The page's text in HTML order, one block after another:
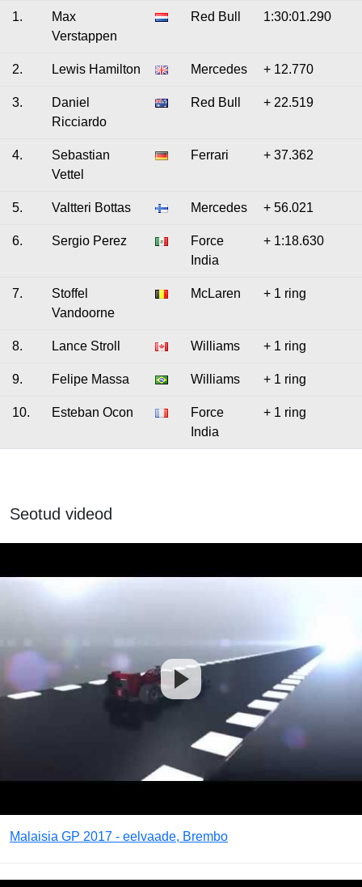
1.
Max
Verstappen
Red Bull 1:30:01.290
2. Lewis Hamilton Mercedes + 12.770
3.
Daniel
Ricciardo
Red Bull + 22.519
4.
Sebastian
Vettel
Ferrari + 37.362
5. Valtteri Bottas Mercedes + 56.021
6. Sergio Perez
Force
India
+ 1:18.630
7.
Stoffel
Vandoorne
McLaren + 1 ring
8. Lance Stroll Williams + 1 ring
9. Felipe Massa Williams + 1 ring
10. Esteban Ocon
Force
India
+ 1 ring
Seotud videod
Malaisia GP 2017 - eelvaade, Brembo